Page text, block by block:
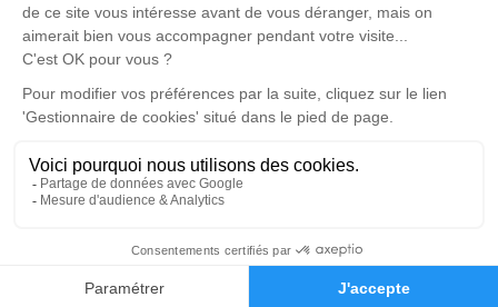
Demande de devis
4.7/5 – 14 avis
Pompes Funèbres Ets Mollé – Luçon
02 51 27 93 63
13, Boulevard de l'Aumônerie – 85400 – Luçon
4.9/5 – 138 avis
Nos Services
Demande de rendez-vous en